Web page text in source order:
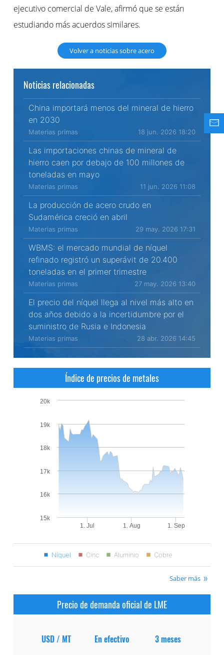
ejecutivo comercial de Vale, afirmó que se están
estudiando más acuerdos similares.
Volver a noticias sobre acero
Noticias relacionadas
China importará menos del mineral de hierro
en 2030
Materias primas 18 jun. 2026 18:20
Las importaciones chinas de mineral de
hierro caen por debajo de 100 millones de
toneladas en mayo
Materias primas 11 jun. 2026 11:08
La producción de acero crudo en
Sudamérica creció en abril
Materias primas 29 may. 2026 17:31
WBMS: el mercado mundial de níquel
refinado registró un superávit de 20.400
toneladas en el primer trimestre
Materias primas 27 may. 2026 13:40
El precio del níquel llega al nivel más alto en
dos años debido a la incertidumbre por el
suministro de Rusia e Indonesia
Materias primas 28 abr. 2026 14:45
Índice de precios de metales
1. Jul 1. Aug 1. Sep
15k
16k
17k
18k
19k
20k
Níquel Cinc Aluminio Cobre
Saber más
Precio de demanda oficial de LME
USD / MT En efectivo 3 meses